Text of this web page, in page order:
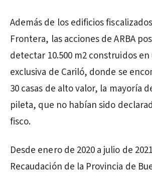
Además de los edificios
Frontera, las acciones de ARBA
detectar 10.500 m2 construidos en
exclusiva de Cariló, donde se
30 casas de alto valor, la mayoría
pileta, que no habían sido
fisco.
Desde enero de 2020 a julio de
Recaudación de la Provincia de